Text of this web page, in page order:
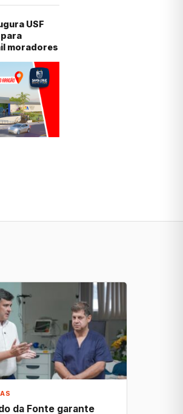
USF
moradores
da Fonte garante